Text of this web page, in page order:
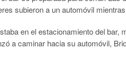
subieron a un automóvil
en el estacionamiento del
a caminar hacia su automóvil,